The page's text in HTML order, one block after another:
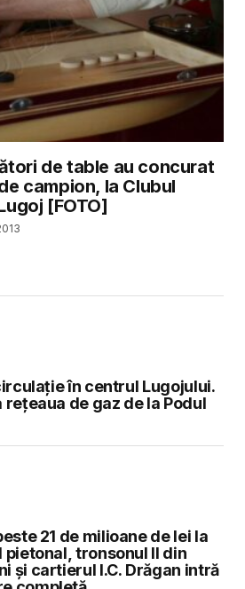
de table au concurat
campion, la Clubul
[FOTO]
în centrul Lugojului.
rețeaua de gaz de la Podul
21 de milioane de lei la
pietonal, tronsonul II din
și cartierul I.C. Drăgan intră